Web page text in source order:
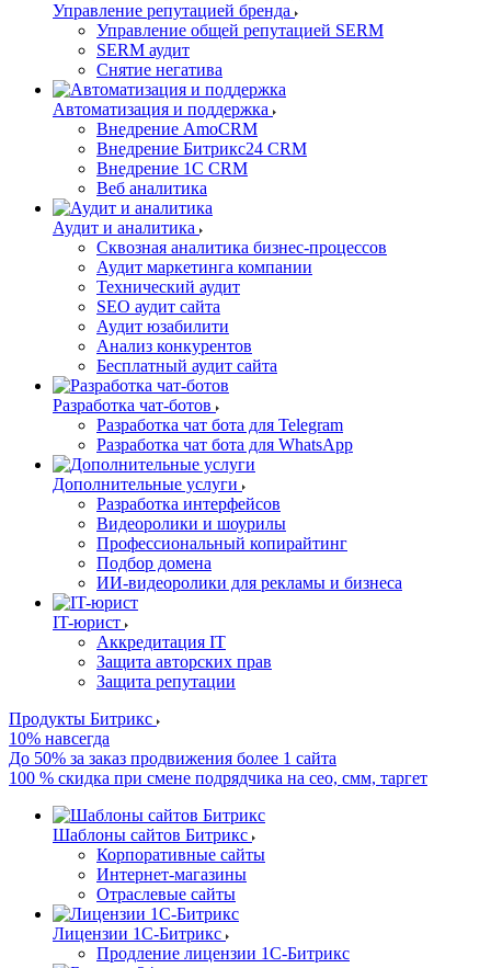
Управление репутацией бренда
Управление общей репутацией SERM
SERM аудит
Снятие негатива
Автоматизация и поддержка
Внедрение AmoCRM
Внедрение Битрикс24 CRM
Внедрение 1C CRM
Веб аналитика
Аудит и аналитика
Сквозная аналитика бизнес-процессов
Аудит маркетинга компании
Технический аудит
SEO аудит сайта
Аудит юзабилити
Анализ конкурентов
Бесплатный аудит сайта
Разработка чат-ботов
Разработка чат бота для Telegram
Разработка чат бота для WhatsApp
Дополнительные услуги
Разработка интерфейсов
Видеоролики и шоурилы
Профессиональный копирайтинг
Подбор домена
ИИ-видеоролики для рекламы и бизнеса
IT-юрист
Аккредитация IT
Защита авторских прав
Защита репутации
Продукты Битрикс
10% навсегда
До 50% за заказ продвижения более 1 сайта
100 % скидка при смене подрядчика на сео, смм, таргет
Шаблоны сайтов Битрикс
Корпоративные сайты
Интернет-магазины
Отраслевые сайты
Лицензии 1С-Битрикс
Продление лицензии 1С-Битрикс